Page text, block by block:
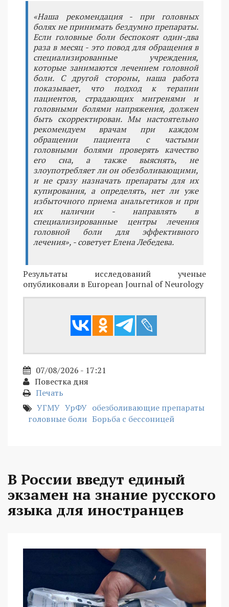
«Наша рекомендация - при головных
болях не принимать бездумно препараты.
Если головные боли беспокоят один-два
раза в месяц - это повод для обращения в
специализированные учреждения,
которые занимаются лечением головной
боли. С другой стороны, наша работа
показывает, что подход к терапии
пациентов, страдающих мигренями и
головными болями напряжения, должен
быть скорректирован. Мы настоятельно
рекомендуем врачам при каждом
обращении пациента с частыми
головными болями проверять качество
его сна, а также выяснять, не
злоупотребляет ли он обезболивающими,
и не сразу назначать препараты для их
купирования, а определять, нет ли уже
избыточного приема анальгетиков и при
их наличии - направлять в
специализированные центры лечения
головной боли для эффективного
лечения», - советует Елена Лебедева.
Результаты исследований ученые
опубликовали в European Journal of Neurology
07/08/2026 - 17:21
Повестка дня
Печать
УГМУ УрФУ обезболивающие препараты
головные боли Борьба с бессоницей
В России введут единый
экзамен на знание русского
языка для иностранцев